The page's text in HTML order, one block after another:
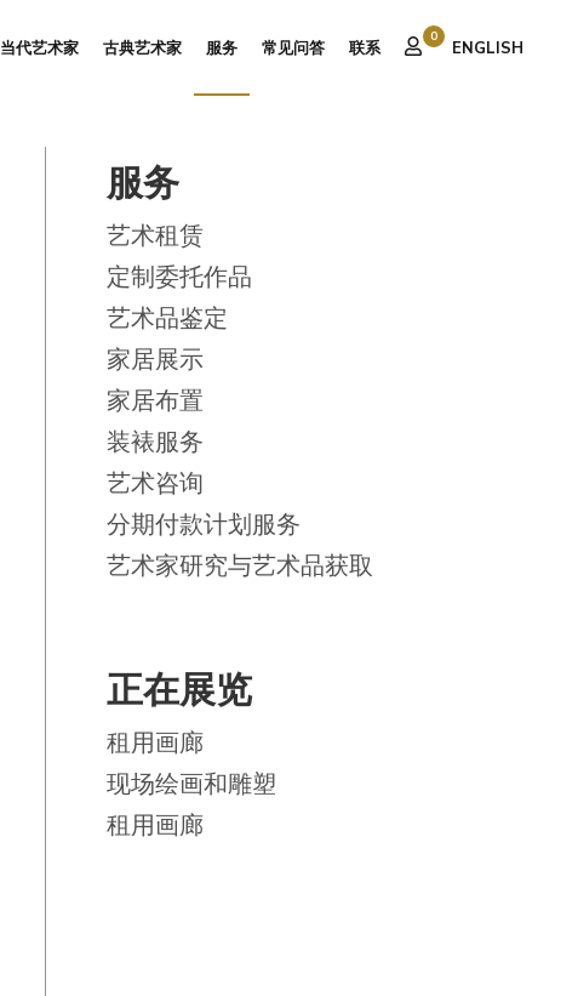
当代艺术家 古典艺术家 服务 常见问答 联系
0
ENGLISH
服务
艺术租赁
定制委托作品
艺术品鉴定
家居展示
家居布置
装裱服务
艺术咨询
分期付款计划服务
艺术家研究与艺术品获取
正在展览
租用画廊
现场绘画和雕塑
租用画廊